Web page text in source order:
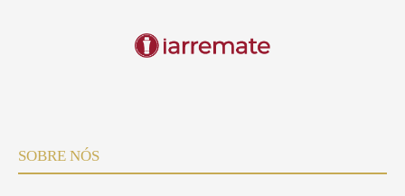
SOBRE NÓS